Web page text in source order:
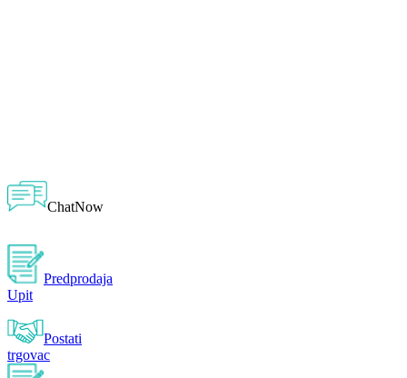
ChatNow
Predprodaja
Upit
Postati
trgovac